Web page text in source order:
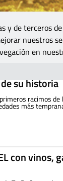
su historia
racimos
más
con vinos,
y de terceros
nuestros
en